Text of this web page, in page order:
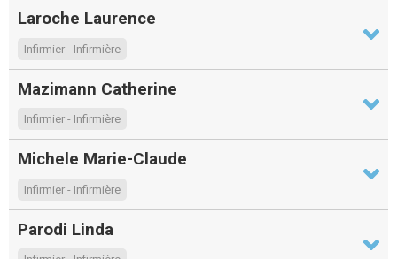
Laroche Laurence
Infirmier - Infirmière
Mazimann Catherine
Infirmier - Infirmière
Michele Marie-Claude
Infirmier - Infirmière
Parodi Linda